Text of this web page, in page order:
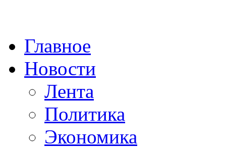
Главное
Новости
Лента
Политика
Экономика